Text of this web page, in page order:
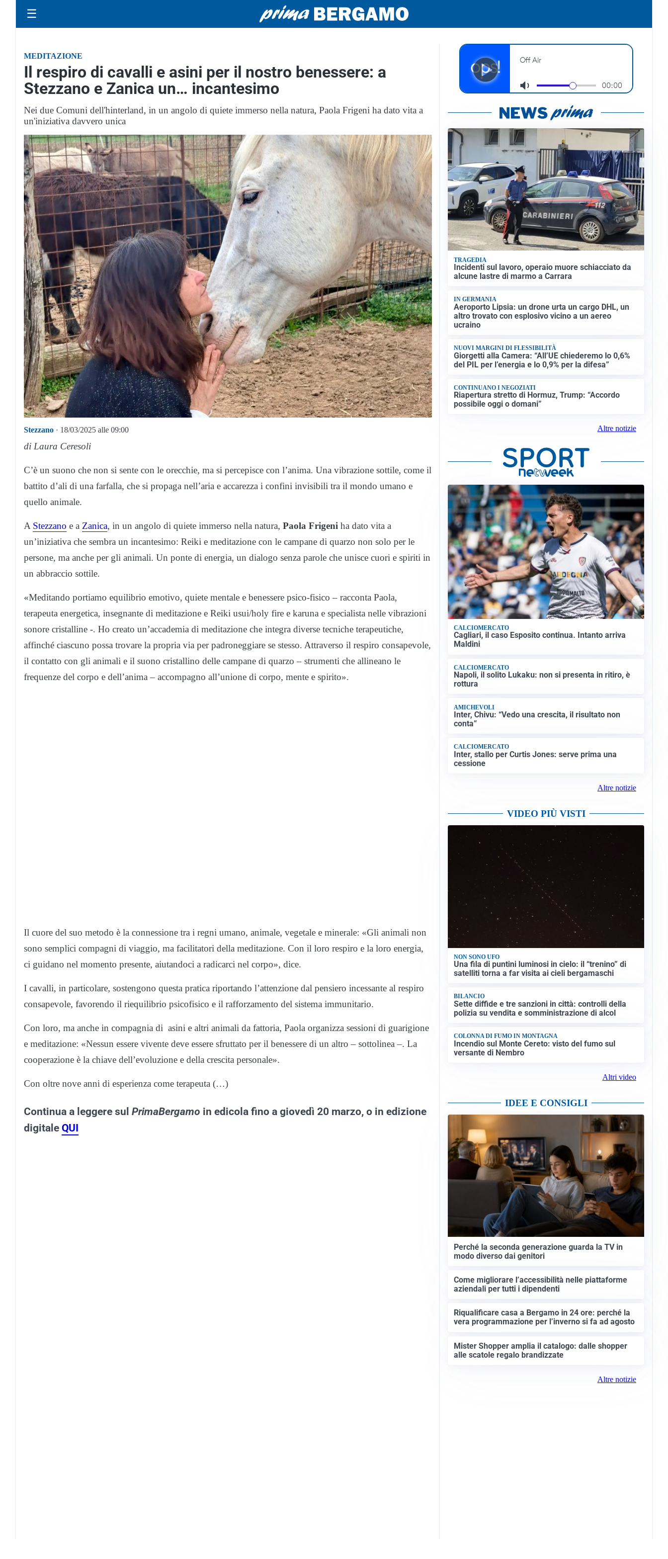
☰
MEDITAZIONE
Il respiro di cavalli e asini per il nostro benessere: a
Stezzano e Zanica un… incantesimo
Nei due Comuni dell'hinterland, in un angolo di quiete immerso nella natura, Paola Frigeni ha dato vita a
un'iniziativa davvero unica
Stezzano · 18/03/2025 alle 09:00
di Laura Ceresoli
C’è un suono che non si sente con le orecchie, ma si percepisce con l’anima. Una vibrazione sottile, come il
battito d’ali di una farfalla, che si propaga nell’aria e accarezza i confini invisibili tra il mondo umano e
quello animale.
A Stezzano e a Zanica, in un angolo di quiete immerso nella natura, Paola Frigeni ha dato vita a
un’iniziativa che sembra un incantesimo: Reiki e meditazione con le campane di quarzo non solo per le
persone, ma anche per gli animali. Un ponte di energia, un dialogo senza parole che unisce cuori e spiriti in
un abbraccio sottile.
«Meditando portiamo equilibrio emotivo, quiete mentale e benessere psico-fisico – racconta Paola,
terapeuta energetica, insegnante di meditazione e Reiki usui/holy fire e karuna e specialista nelle vibrazioni
sonore cristalline -. Ho creato un’accademia di meditazione che integra diverse tecniche terapeutiche,
affinché ciascuno possa trovare la propria via per padroneggiare se stesso. Attraverso il respiro consapevole,
il contatto con gli animali e il suono cristallino delle campane di quarzo – strumenti che allineano le
frequenze del corpo e dell’anima – accompagno all’unione di corpo, mente e spirito».
Il cuore del suo metodo è la connessione tra i regni umano, animale, vegetale e minerale: «Gli animali non
sono semplici compagni di viaggio, ma facilitatori della meditazione. Con il loro respiro e la loro energia,
ci guidano nel momento presente, aiutandoci a radicarci nel corpo», dice.
I cavalli, in particolare, sostengono questa pratica riportando l’attenzione dal pensiero incessante al respiro
consapevole, favorendo il riequilibrio psicofisico e il rafforzamento del sistema immunitario.
Con loro, ma anche in compagnia di asini e altri animali da fattoria, Paola organizza sessioni di guarigione
e meditazione: «Nessun essere vivente deve essere sfruttato per il benessere di un altro – sottolinea –. La
cooperazione è la chiave dell’evoluzione e della crescita personale».
Con oltre nove anni di esperienza come terapeuta (…)
Continua a leggere sul PrimaBergamo in edicola fino a giovedì 20 marzo, o in edizione
digitale QUI
TRAGEDIA
Incidenti sul lavoro, operaio muore schiacciato da
alcune lastre di marmo a Carrara
IN GERMANIA
Aeroporto Lipsia: un drone urta un cargo DHL, un
altro trovato con esplosivo vicino a un aereo
ucraino
NUOVI MARGINI DI FLESSIBILITÀ
Giorgetti alla Camera: “All’UE chiederemo lo 0,6%
del PIL per l’energia e lo 0,9% per la difesa”
CONTINUANO I NEGOZIATI
Riapertura stretto di Hormuz, Trump: “Accordo
possibile oggi o domani”
Altre notizie
CALCIOMERCATO
Cagliari, il caso Esposito continua. Intanto arriva
Maldini
CALCIOMERCATO
Napoli, il solito Lukaku: non si presenta in ritiro, è
rottura
AMICHEVOLI
Inter, Chivu: “Vedo una crescita, il risultato non
conta”
CALCIOMERCATO
Inter, stallo per Curtis Jones: serve prima una
cessione
Altre notizie
VIDEO PIÙ VISTI
NON SONO UFO
Una fila di puntini luminosi in cielo: il “trenino” di
satelliti torna a far visita ai cieli bergamaschi
BILANCIO
Sette diffide e tre sanzioni in città: controlli della
polizia su vendita e somministrazione di alcol
COLONNA DI FUMO IN MONTAGNA
Incendio sul Monte Cereto: visto del fumo sul
versante di Nembro
Altri video
IDEE E CONSIGLI
Perché la seconda generazione guarda la TV in
modo diverso dai genitori
Come migliorare l’accessibilità nelle piattaforme
aziendali per tutti i dipendenti
Riqualificare casa a Bergamo in 24 ore: perché la
vera programmazione per l’inverno si fa ad agosto
Mister Shopper amplia il catalogo: dalle shopper
alle scatole regalo brandizzate
Altre notizie